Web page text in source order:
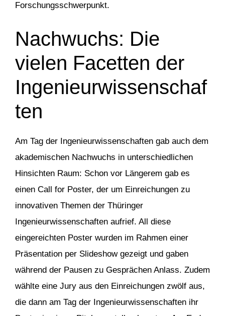
Forschungsschwerpunkt.
Nachwuchs: Die
vielen Facetten der
Ingenieurwissenschaf
ten
Am Tag der Ingenieurwissenschaften gab auch dem
akademischen Nachwuchs in unterschiedlichen
Hinsichten Raum: Schon vor Längerem gab es
einen Call for Poster, der um Einreichungen zu
innovativen Themen der Thüringer
Ingenieurwissenschaften aufrief. All diese
eingereichten Poster wurden im Rahmen einer
Präsentation per Slideshow gezeigt und gaben
während der Pausen zu Gesprächen Anlass. Zudem
wählte eine Jury aus den Einreichungen zwölf aus,
die dann am Tag der Ingenieurwissenschaften ihr